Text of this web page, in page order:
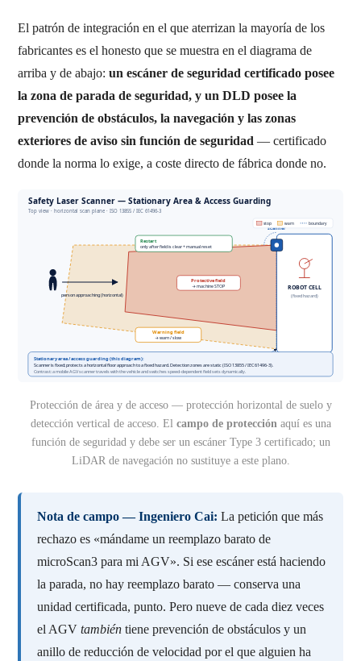
El patrón de integración en el que aterrizan la mayoría de los
fabricantes es el honesto que se muestra en el diagrama de
arriba y de abajo: un escáner de seguridad certificado posee
la zona de parada de seguridad, y un DLD posee la
prevención de obstáculos, la navegación y las zonas
exteriores de aviso sin función de seguridad — certificado
donde la norma lo exige, a coste directo de fábrica donde no.
Protección de área y de acceso — protección horizontal de suelo y
detección vertical de acceso. El campo de protección aquí es una
función de seguridad y debe ser un escáner Type 3 certificado; un
LiDAR de navegación no sustituye a este plano.
Nota de campo — Ingeniero Cai: La petición que más
rechazo es «mándame un reemplazo barato de
microScan3 para mi AGV». Si ese escáner está haciendo
la parada, no hay reemplazo barato — conserva una
unidad certificada, punto. Pero nueve de cada diez veces
el AGV también tiene prevención de obstáculos y un
anillo de reducción de velocidad por el que alguien ha